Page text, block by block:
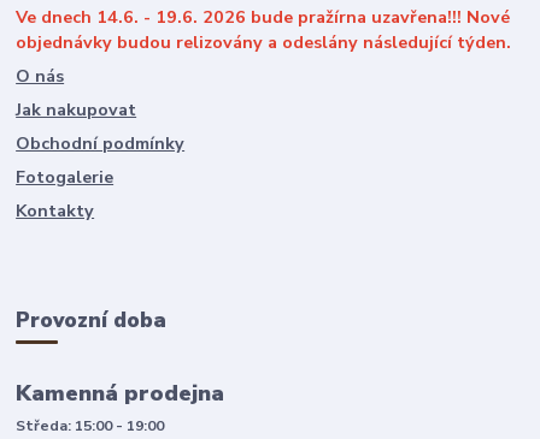
Ve dnech 14.6. - 19.6. 2026 bude pražírna uzavřena!!! Nové
objednávky budou relizovány a odeslány následující týden.
O nás
Jak nakupovat
Obchodní podmínky
Fotogalerie
Kontakty
Provozní doba
Kamenná prodejna
Středa: 15:00 - 19:00